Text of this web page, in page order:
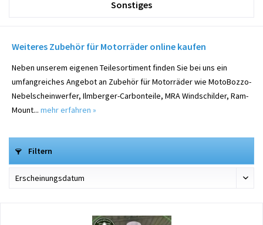
Sonstiges
Weiteres Zubehör für Motorräder online kaufen
Neben unserem eigenen Teilesortiment finden Sie bei uns ein
umfangreiches Angebot an Zubehör für Motorräder wie MotoBozzo-
Nebelscheinwerfer, Ilmberger-Carbonteile, MRA Windschilder, Ram-
Mount... mehr erfahren »
Filtern